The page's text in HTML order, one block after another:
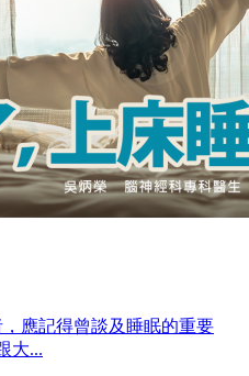
應記得曾談及睡眠的重要
大...